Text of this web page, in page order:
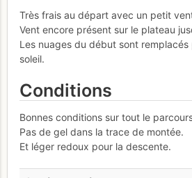
Très frais au départ avec un petit
Vent encore présent sur le plateau
Les nuages du début sont
soleil.
Conditions
Bonnes conditions sur tout le
Pas de gel dans la trace de montée.
Et léger redoux pour la descente.